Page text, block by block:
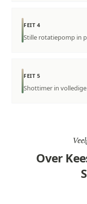
FEIT 4
Stille rotatiepomp in
FEIT 5
Shottimer in
Over